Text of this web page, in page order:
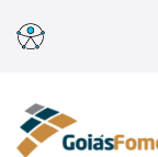
para
conteúdo